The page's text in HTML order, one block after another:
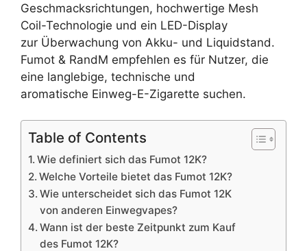
Geschmacksrichtungen, hochwertige Mesh
Coil-Technologie und ein LED-Display
zur Überwachung von Akku- und Liquidstand.
Fumot & RandM empfehlen es für Nutzer, die
eine langlebige, technische und
aromatische Einweg-E-Zigarette suchen.
Table of Contents
Wie definiert sich das Fumot 12K?
Welche Vorteile bietet das Fumot 12K?
Wie unterscheidet sich das Fumot 12K
von anderen Einwegvapes?
Wann ist der beste Zeitpunkt zum Kauf
des Fumot 12K?